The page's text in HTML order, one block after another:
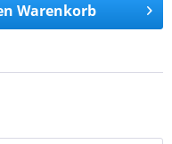
Warenkorb